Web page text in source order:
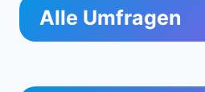
Alle Umfragen